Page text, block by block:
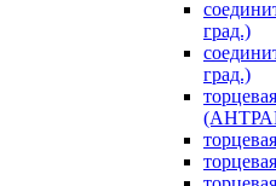
град.)
град.)